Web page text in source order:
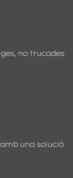
no trucades
una solució